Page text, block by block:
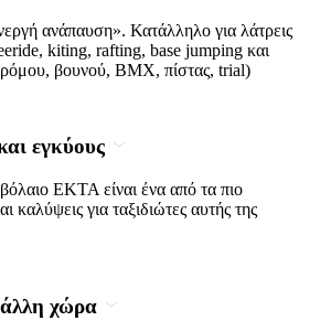
ανάπαυση». Κατάλληλο για λάτρεις
kiting, rafting, base jumping και
βουνού, BMX, πίστας, trial)
εγκύους
EKTA είναι ένα από τα πιο
καλύψεις για ταξιδιώτες αυτής της
χώρα